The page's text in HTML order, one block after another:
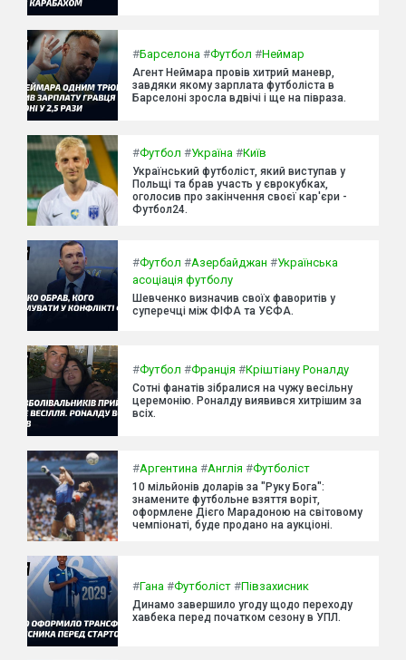
#Барселона #Футбол #Неймар
Агент Неймара провів хитрий маневр,
завдяки якому зарплата футболіста в
Барселоні зросла вдвічі і ще на півраза.
#Футбол #Україна #Київ
Український футболіст, який виступав у
Польщі та брав участь у єврокубках,
оголосив про закінчення своєї кар'єри -
Футбол24.
#Футбол #Азербайджан #Українська
асоціація футболу
Шевченко визначив своїх фаворитів у
суперечці між ФІФА та УЄФА.
#Футбол #Франція #Кріштіану Роналду
Сотні фанатів зібралися на чужу весільну
церемонію. Роналду виявився хитрішим за
всіх.
#Аргентина #Англія #Футболіст
10 мільйонів доларів за "Руку Бога":
знамените футбольне взяття воріт,
оформлене Дієго Марадоною на світовому
чемпіонаті, буде продано на аукціоні.
#Гана #Футболіст #Півзахисник
Динамо завершило угоду щодо переходу
хавбека перед початком сезону в УПЛ.